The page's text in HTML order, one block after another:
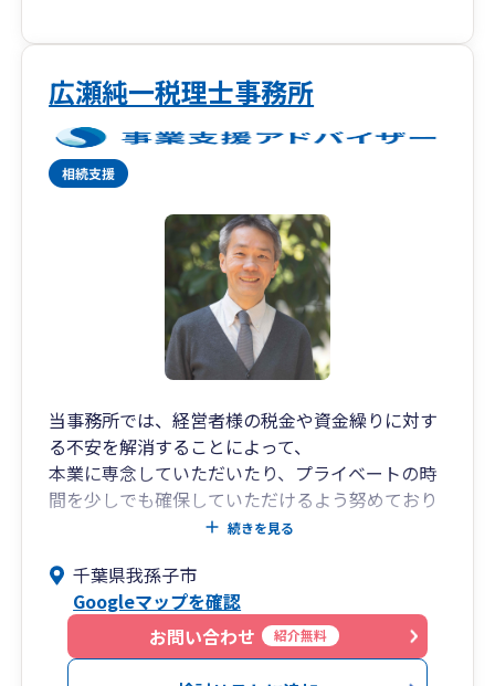
広瀬純一税理士事務所
当事務所では、経営者様の税金や資金繰りに対す
る不安を解消することによって、
本業に専念していただいたり、プライベートの時
間を少しでも確保していただけるよう努めており
る私、広瀬純一が対応いたします。
途中で担当者が変わることはありません。
みなさまの裏方として、お役に立てるよう努めて
まいります。
続きを見る
千葉県我孫子市
Googleマップを確認
お問い合わせ
紹介無料